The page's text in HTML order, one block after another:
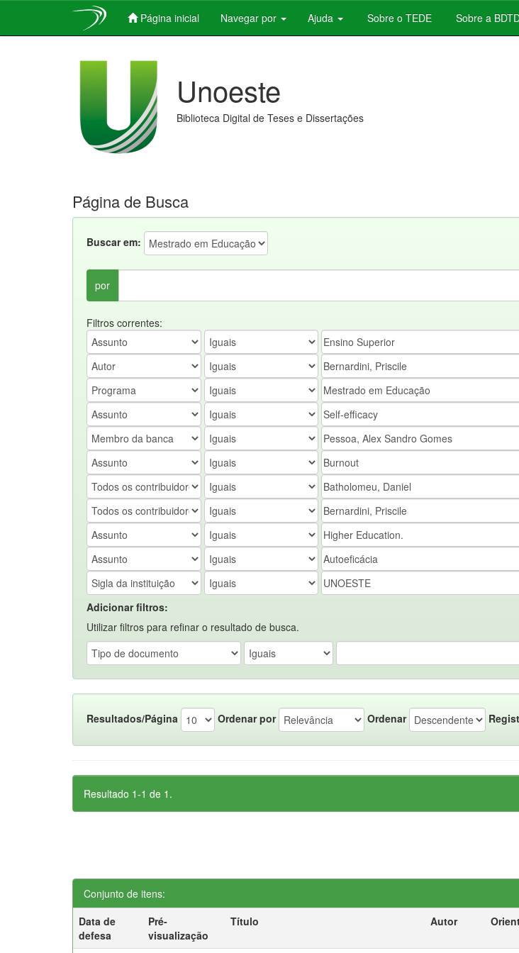
Página inicial Navegar por Ajuda Sobre o TEDE Sobre a
Unoeste
Biblioteca Digital de Teses e Dissertações
Página de Busca
Buscar em:
por
Filtros correntes:
Adicionar filtros:
Utilizar filtros para refinar o resultado de busca.
Resultados/Página Ordenar por Ordenar
Resultado 1-1 de 1.
Conjunto de itens:
Data de
defesa
Pré-
visualização
Título Autor